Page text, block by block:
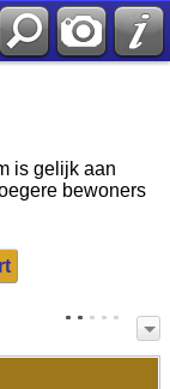
is gelijk aan
bewoners